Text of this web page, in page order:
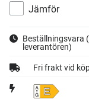
Jämför
Beställningsvara
leverantören)
Fri frakt vid
E